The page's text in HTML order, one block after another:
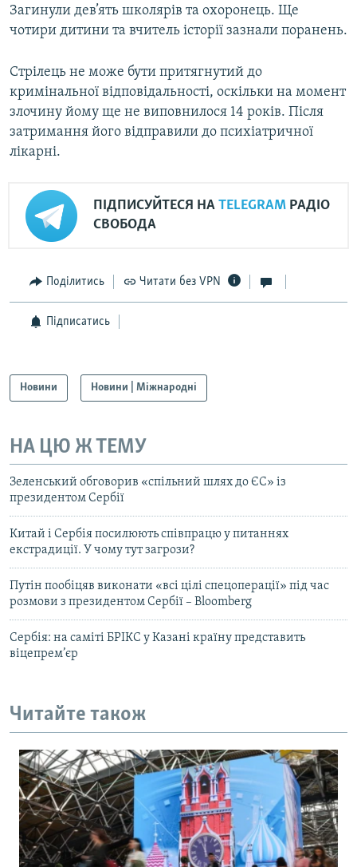
Загинули дев’ять школярів та охоронець. Ще
чотири дитини та вчитель історії зазнали поранень.
Стрілець не може бути притягнутий до
кримінальної відповідальності, оскільки на момент
злочину йому ще не виповнилося 14 років. Після
затримання його відправили до психіатричної
лікарні.
ПІДПИСУЙТЕСЯ НА TELEGRAM РАДІО
СВОБОДА
Поділитись Читати без VPN
Підписатись
Новини Новини | Міжнародні
НА ЦЮ Ж ТЕМУ
Зеленський обговорив «спільний шлях до ЄС» із
президентом Сербії
Китай і Сербія посилюють співпрацю у питаннях
екстрадиції. У чому тут загрози?
Путін пообіцяв виконати «всі цілі спецоперації» під час
розмови з президентом Сербії – Bloomberg
Сербія: на саміті БРІКС у Казані країну представить
віцепрем’єр
Читайте також